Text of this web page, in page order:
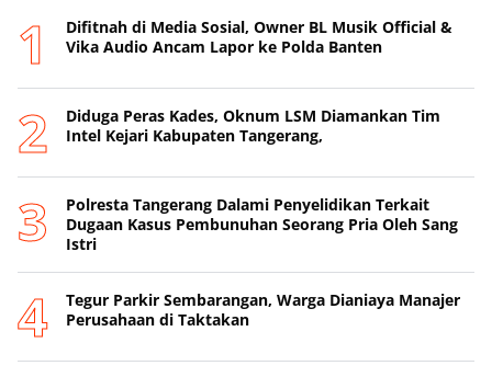
Difitnah di Media Sosial, Owner BL Musik Official &
Vika Audio Ancam Lapor ke Polda Banten
Diduga Peras Kades, Oknum LSM Diamankan Tim
Intel Kejari Kabupaten Tangerang,
Polresta Tangerang Dalami Penyelidikan Terkait
Dugaan Kasus Pembunuhan Seorang Pria Oleh Sang
Istri
Tegur Parkir Sembarangan, Warga Dianiaya Manajer
Perusahaan di Taktakan